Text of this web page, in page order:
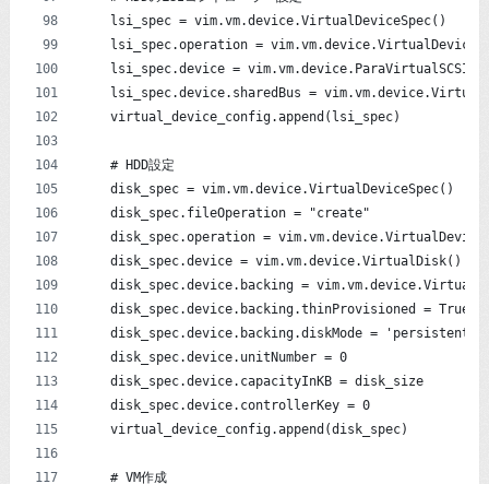
    lsi_spec = vim.vm.device.VirtualDeviceSpec()
lsi_spec.operation =
lsi_spec.device =
lsi_spec.device.sharedBus =
    virtual_device_config.append(lsi_spec)
    # HDD設定
    disk_spec = vim.vm.device.VirtualDeviceSpec()
    disk_spec.fileOperation = "create"
disk_spec.operation =
    disk_spec.device = vim.vm.device.VirtualDisk()
disk_spec.device.backing =
    disk_spec.device.backing.thinProvisioned = True
    disk_spec.device.backing.diskMode = 'persistent'
    disk_spec.device.unitNumber = 0
    disk_spec.device.capacityInKB = disk_size
    disk_spec.device.controllerKey = 0
    virtual_device_config.append(disk_spec)
    # VM作成